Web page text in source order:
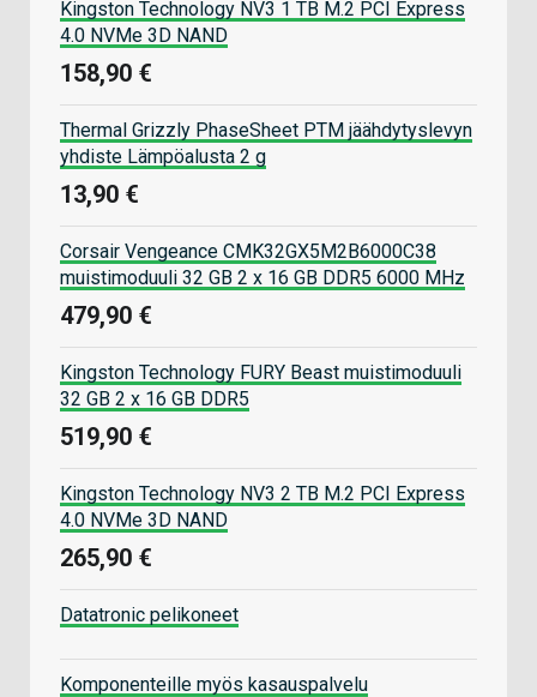
Kingston Technology NV3 1 TB M.2 PCI Express
4.0 NVMe 3D NAND
158,90 €
Thermal Grizzly PhaseSheet PTM jäähdytyslevyn
yhdiste Lämpöalusta 2 g
13,90 €
Corsair Vengeance CMK32GX5M2B6000C38
muistimoduuli 32 GB 2 x 16 GB DDR5 6000 MHz
479,90 €
Kingston Technology FURY Beast muistimoduuli
32 GB 2 x 16 GB DDR5
519,90 €
Kingston Technology NV3 2 TB M.2 PCI Express
4.0 NVMe 3D NAND
265,90 €
Datatronic pelikoneet
Komponenteille myös kasauspalvelu